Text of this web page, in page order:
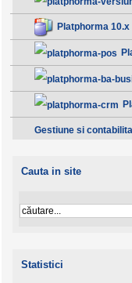
Versiune Expert
Platphorma 10.x
B.A. Analiza afacerii
Gestiune si
Cauta in site
Statistici